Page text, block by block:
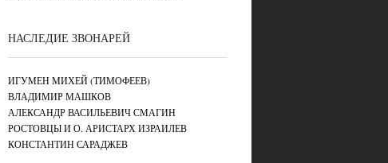
НАСЛЕДИЕ ЗВОНАРЕЙ
ИГУМЕН МИХЕЙ (ТИМОФЕЕВ)
ВЛАДИМИР МАШКОВ
АЛЕКСАНДР ВАСИЛЬЕВИЧ СМАГИН
РОСТОВЦЫ И О. АРИСТАРХ ИЗРАИЛЕВ
КОНСТАНТИН САРАДЖЕВ